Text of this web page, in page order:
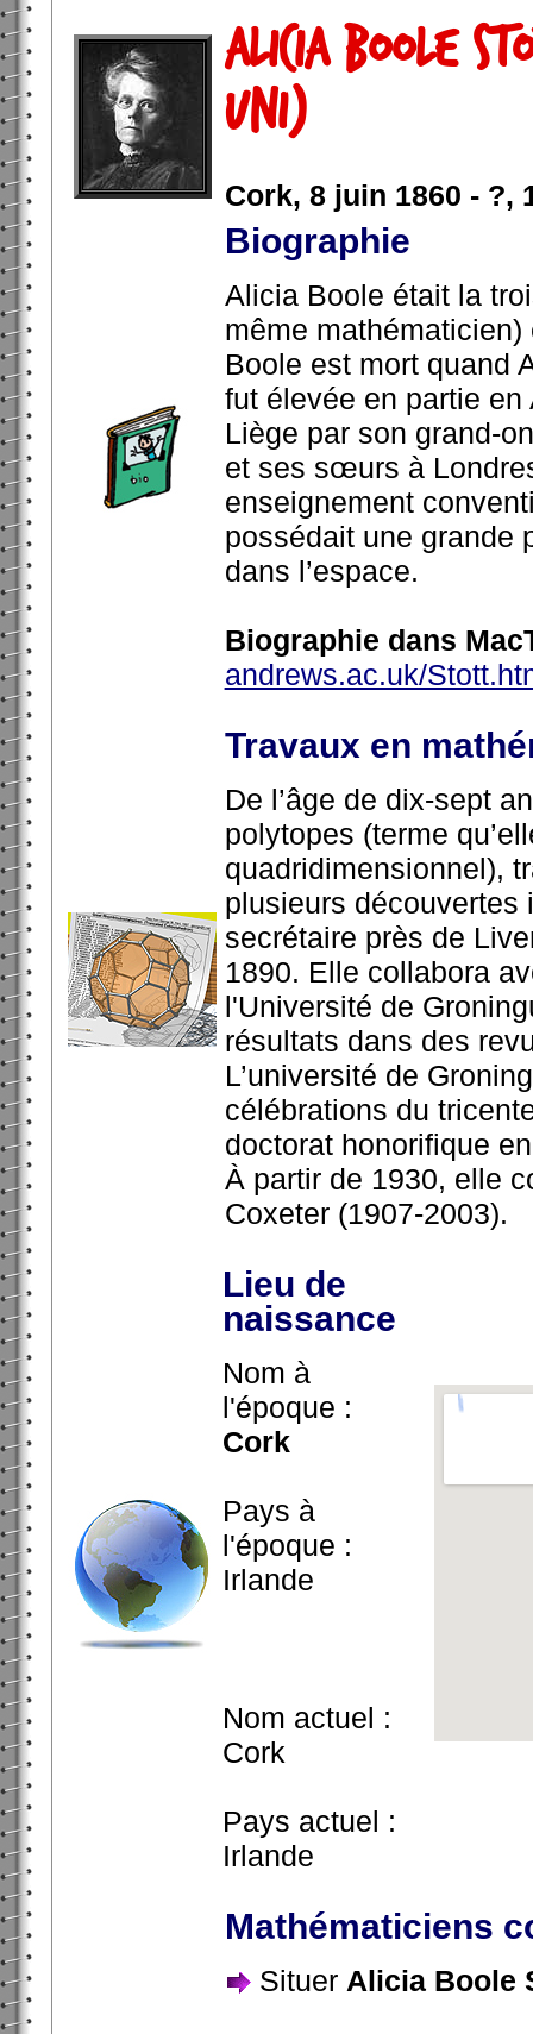
Alicia Boole
Uni)
Cork, 8 juin 1860 - ?,
Biographie
Alicia Boole était la
même
Boole est mort quand
fut élevée en partie
Liège par son grand-
et ses sœurs à
enseignement
possédait une grande
dans l’espace.
Biographie dans
andrews.ac.uk/
Travaux en
De l’âge de dix-sept
polytopes (terme
quadridimensionnel),
plusieurs découvertes
secrétaire près de
1890. Elle collabora
l'Université de
résultats dans des
L’université de
célébrations du
doctorat honorifique
À partir de 1930, elle
Coxeter (1907-2003).
Lieu de
naissance
Nom à
l'époque :
Cork
Pays à
l'époque :
Irlande
Nom actuel :
Cork
Pays actuel :
Irlande
Mathématiciens
Situer Alicia Boole